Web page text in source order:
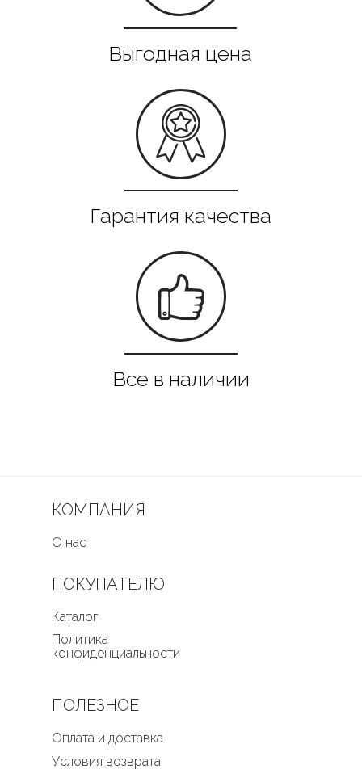
КОМПАНИЯ
О нас
ПОЛЕЗНОЕ
Оплата и доставка
Условия возврата
ПОКУПАТЕЛЮ
Каталог
Политика
конфиденциальности